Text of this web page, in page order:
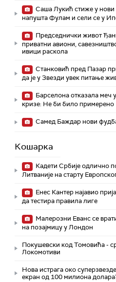
Саша Лукић стиже у нови
напушта Фулам и сели се у
Председнички живот
приватни авиони,
ивици раскола
Станковић пред Пазар
да је у Звезди увек питање
Барселона отказала меч
кризе: Не би било примерено
Самед Баждар нови
Кошарка
Кадети Србије одлично
Литваније на старту
Енес Кантер најавио
да тестира правила лиге
Малерозни Еванс се
на позајмицу у Лондон
Покушевски код Томовића -
Локомотиви
Нова истрага око
екран од 100 милиона